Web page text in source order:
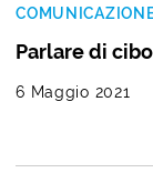
Parlare di
6 Maggio 2021